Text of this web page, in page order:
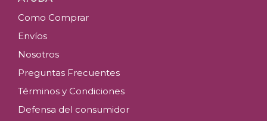
Como Comprar
Envíos
Nosotros
Preguntas Frecuentes
Términos y Condiciones
Defensa del consumidor